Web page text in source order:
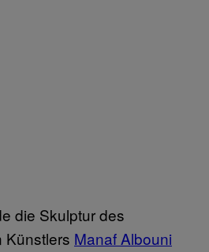
die Skulptur des
Künstlers Manaf Albouni